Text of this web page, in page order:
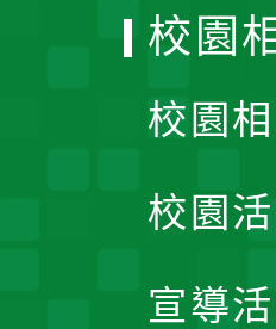
校園
校園
校園
宣導